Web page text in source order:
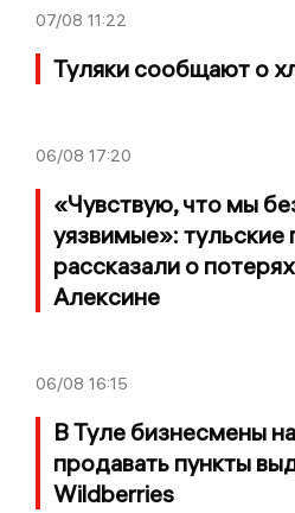
07/08 11:22
Туляки сообщают о
06/08 17:20
«Чувствую, что мы
уязвимые»:
рассказали о
Алексине
06/08 16:15
В Туле бизнесмены
продавать пункты
Wildberries